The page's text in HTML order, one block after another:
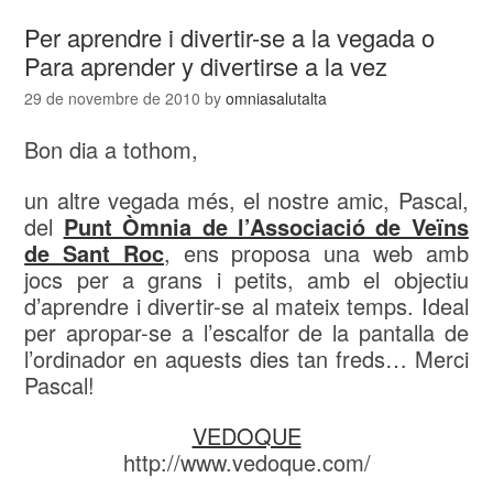
Per aprendre i divertir-se a la vegada o
Para aprender y divertirse a la vez
29 de novembre de 2010 byomniasalutalta
Bon dia a tothom,
un altre vegada més, el nostre amic, Pascal,
del Punt Òmnia de l’Associació de Veïns
de Sant Roc, ens proposa una web amb
jocs per a grans i petits, amb el objectiu
d’aprendre i divertir-se al mateix temps. Ideal
per apropar-se a l’escalfor de la pantalla de
l’ordinador en aquests dies tan freds… Merci
Pascal!
VEDOQUE
http://www.vedoque.com/